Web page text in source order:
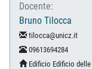
Docente:
Bruno Tilocca
tilocca@unicz.it
09613694284
Edificio Edificio delle